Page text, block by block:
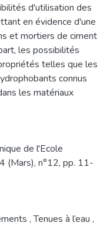
d'utilisation des
en évidence d'une
et mortiers de ciment
les possibilités
telles que les
connus
les matériaux
de l'Ecole
(Mars), n°12, pp. 11-
,Tenues à l’eau ,